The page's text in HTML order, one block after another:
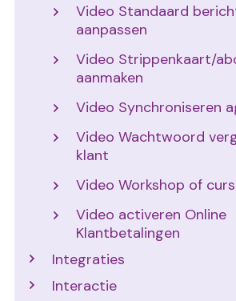
Video Standaard
aanpassen
Video Strippenkaart/
aanmaken
Video Synchroniseren
Video Wachtwoord
klant
Video Workshop of
Video activeren Online
Klantbetalingen
Integraties
Interactie